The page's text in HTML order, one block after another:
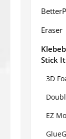
Eraser
Stick
3D
EZ